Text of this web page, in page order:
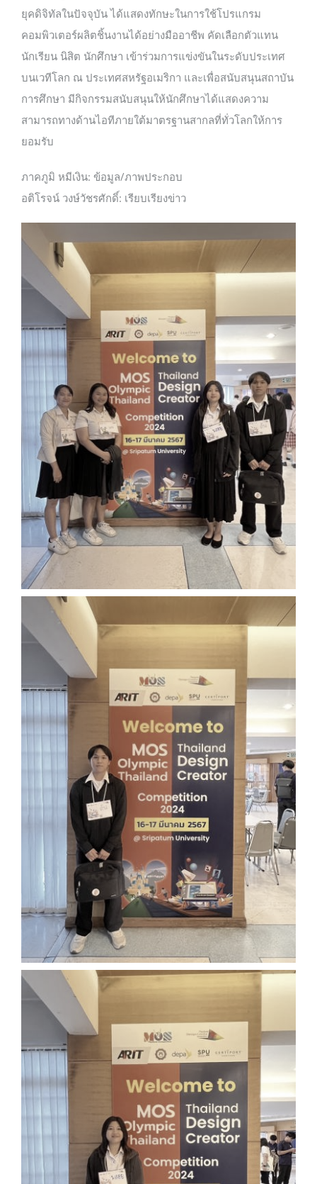
ยุคดิจิทัลในปัจจุบัน ได้แสดงทักษะในการใช้โปรแกรม
คอมพิวเตอร์ผลิตชิ้นงานได้อย่างมืออาชีพ คัดเลือกตัวแทน
นักเรียน นิสิต นักศึกษา เข้าร่วมการแข่งขันในระดับประเทศ
บนเวทีโลก ณ ประเทศสหรัฐอเมริกา และเพื่อสนับสนุนสถาบัน
การศึกษา มีกิจกรรมสนับสนุนให้นักศึกษาได้แสดงความ
สามารถทางด้านไอทีภายใต้มาตรฐานสากลที่ทั่วโลกให้การ
ยอมรับ
ภาคภูมิ หมีเงิน: ข้อมูล/ภาพประกอบ
อติโรจน์ วงษ์วัชรศักดิ์: เรียบเรียงข่าว